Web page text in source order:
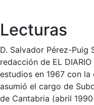
Lecturas
D. Salvador Pérez-Puig
redacción de EL
estudios en 1967 con
asumió el cargo de
de Cantabria (abril